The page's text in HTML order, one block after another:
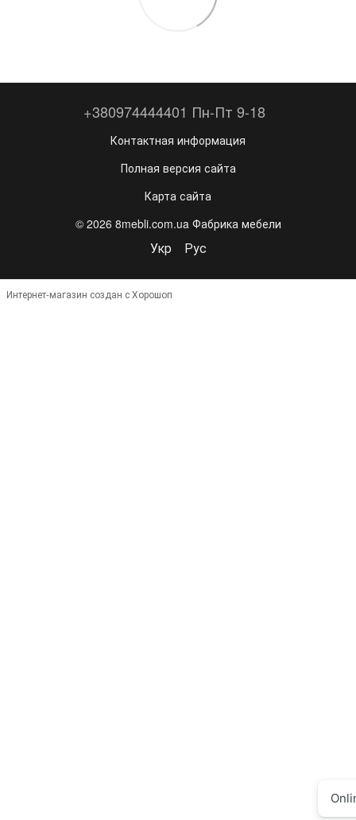
+380974444401 Пн-Пт 9-18
Контактная информация
Полная версия сайта
Карта сайта
© 2026 8mebli.com.ua Фабрика мебели
Укр Рус
Интернет-магазин создан с Хорошоп